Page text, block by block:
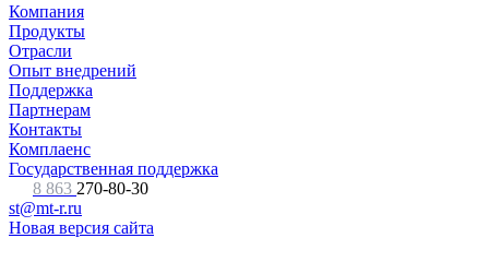
Компания
Продукты
Отрасли
Опыт внедрений
Поддержка
Партнерам
Контакты
Комплаенс
Государственная поддержка
8 863 270-80-30
st@mt-r.ru
Новая версия сайта